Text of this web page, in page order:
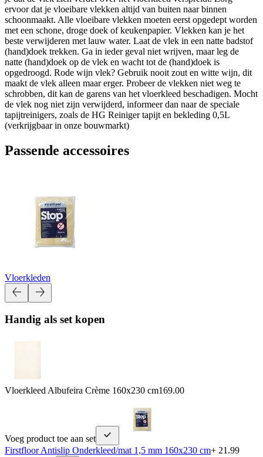
ervoor dat je vloeibare vlekken altijd van buiten naar binnen
schoonmaakt. Alle vloeibare vlekken moeten eerst opgedept worden
met een schone, droge doek of keukenpapier. Vlekken kan je het
beste verwijderen met lauw water. Laat de vlek in een natte badstof
(hand)doek trekken. Ga in ieder geval niet wrijven, maar leg de
natte (hand)doek op de vlek en wacht tot de (hand)doek is
opgedroogd. Rode wijn vlek? Gebruik nooit zout en witte wijn, dit
maakt de vlek alleen maar erger. Probeer de vlekken niet weg te
schrobben, dit kan de garens van het vloerkleed beschadigen. Mocht
de vlek nog niet zijn verwijderd, informeer dan naar de speciale
tapijtreinigers, zoals de HG Reiniger tapijt en bekleding 0,5L
(verkrijgbaar in onze bouwmarkt)
Passende accessoires
Vloerkleden
Handig als set kopen
Vloerkleed Albufeira Crème 160x230 cm169.00
Voeg product toe aan set
Firstfloor Antislip Onderkleed/mat 1,5 mm 160x230 cm+ 21.99